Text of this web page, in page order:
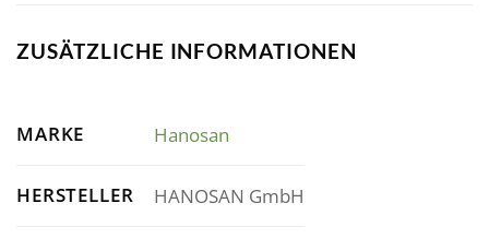
ZUSÄTZLICHE INFORMATIONEN
MARKE Hanosan
HERSTELLER HANOSAN GmbH